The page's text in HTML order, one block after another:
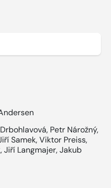
, Petr Nárožný,
Samek,Viktor Preiss,
,Jiří Langmajer,Jakub